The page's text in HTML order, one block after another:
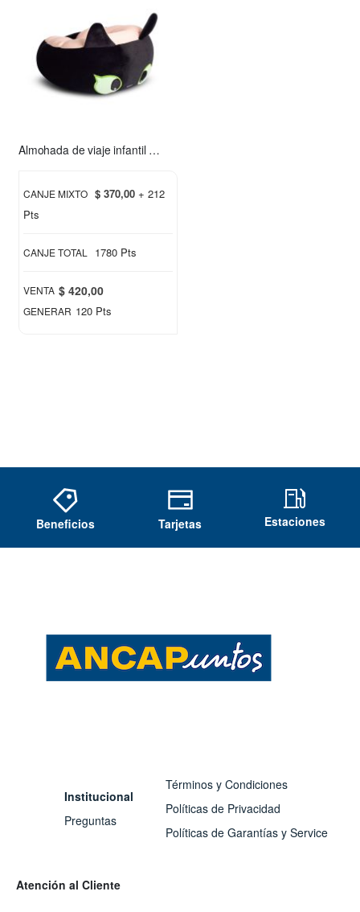
Almohada de viaje infantil Chimuelo rosa
CANJE MIXTO $ 370,00 + 212
Pts
CANJE TOTAL 1780 Pts
VENTA $ 420,00
GENERAR 120 Pts
Beneficios Tarjetas Estaciones
Institucional
Preguntas
Términos y Condiciones
Políticas de Privacidad
Políticas de Garantías y Service
Atención al Cliente